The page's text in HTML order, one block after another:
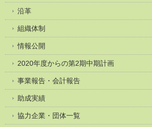
沿革
組織体制
情報公開
2020年度からの第2期中期計画
事業報告・会計報告
助成実績
協力企業・団体一覧